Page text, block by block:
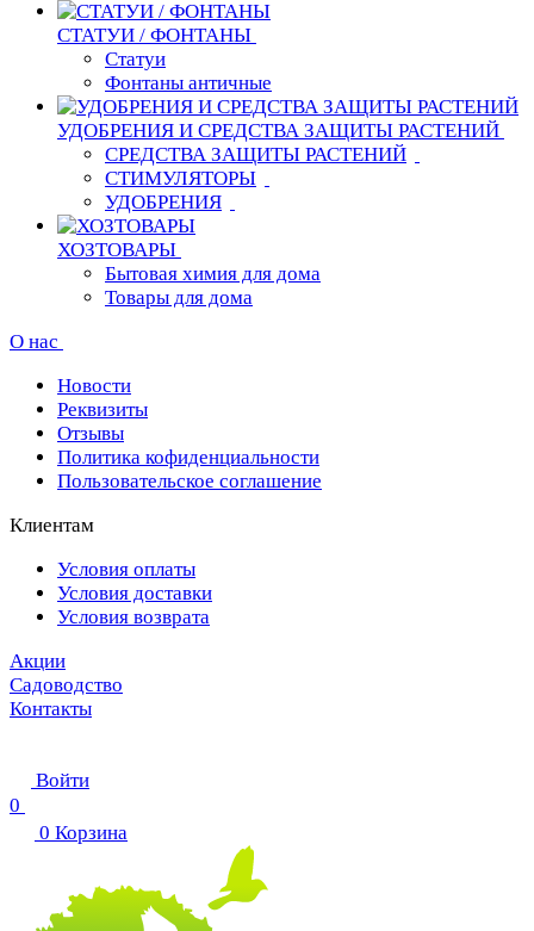
СТАТУИ / ФОНТАНЫ
Статуи
Фонтаны античные
УДОБРЕНИЯ И СРЕДСТВА ЗАЩИТЫ РАСТЕНИЙ
СРЕДСТВА ЗАЩИТЫ РАСТЕНИЙ
СТИМУЛЯТОРЫ
УДОБРЕНИЯ
ХОЗТОВАРЫ
Бытовая химия для дома
Товары для дома
О нас
Новости
Реквизиты
Отзывы
Политика кофиденциальности
Пользовательское соглашение
Клиентам
Условия оплаты
Условия доставки
Условия возврата
Акции
Садоводство
Контакты
Войти
0
0 Корзина